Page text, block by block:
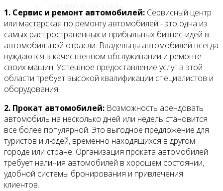
Туризм и отдых
Финансы
Хобби
Блог
Контакты
1. Сервис и ремонт автомобилей: Сервисный центр
или мастерская по ремонту автомобилей - это одна из
самых распространенных и прибыльных бизнес-идей в
автомобильной отрасли. Владельцы автомобилей всегда
нуждаются в качественном обслуживании и ремонте
своих машин. Успешное предоставление услуг в этой
области требует высокой квалификации специалистов и
оборудования.
2. Прокат автомобилей: Возможность арендовать
автомобиль на несколько дней или недель становится
все более популярной. Это выгодное предложение для
туристов и людей, временно находящихся в другом
городе или стране. Организация проката автомобилей
требует наличия автомобилей в хорошем состоянии,
удобной системы бронирования и привлечения
клиентов.